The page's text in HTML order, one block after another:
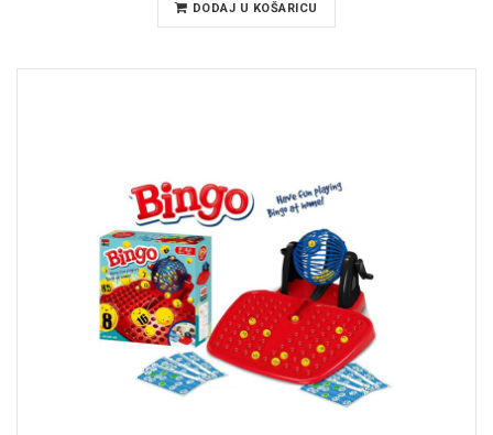
DODAJ U KOŠARICU